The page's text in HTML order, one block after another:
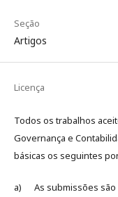
Seção
Artigos
Licença
Todos os trabalhos
Governança e
básicas os seguintes
a) As submissões são